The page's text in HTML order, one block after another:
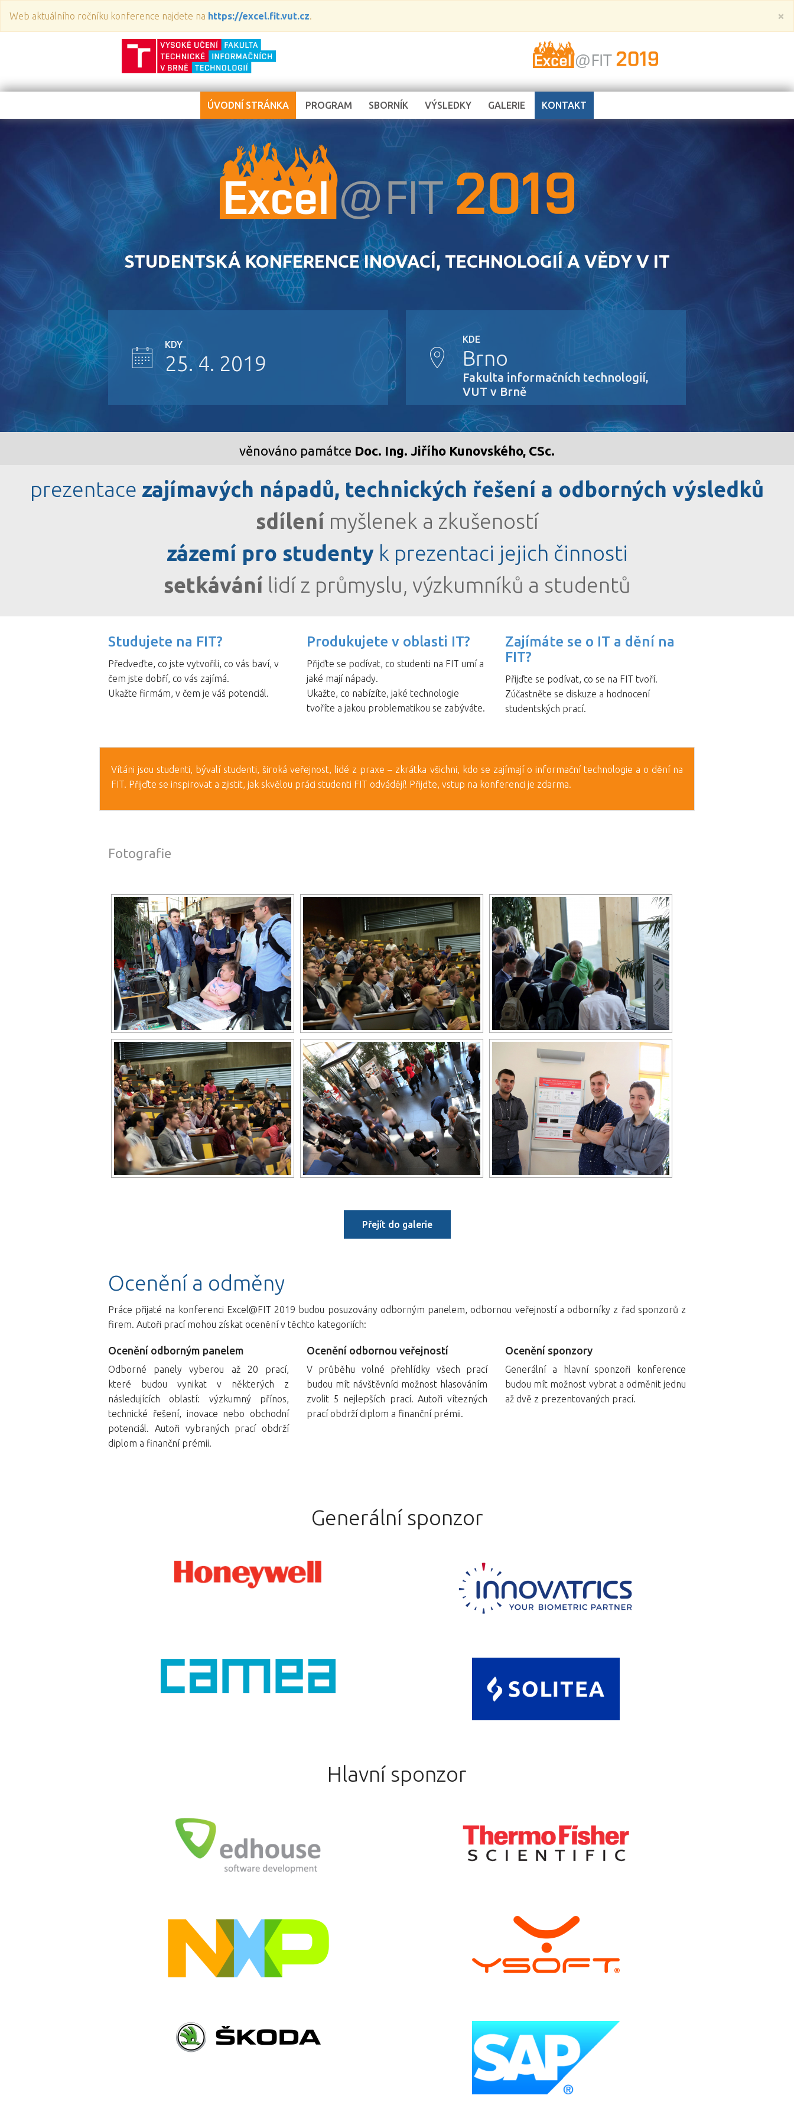
×
Web aktuálního ročníku konference najdete na https://excel.fit.vut.cz.
ÚVODNÍ STRÁNKA PROGRAM SBORNÍK VÝSLEDKY GALERIE KONTAKT
STUDENTSKÁ KONFERENCE INOVACÍ, TECHNOLOGIÍ A VĚDY V IT
KDY
25. 4. 2019
KDE
Brno
Fakulta informačních technologií,
VUT v Brně
věnováno památce Doc. Ing. Jiřího Kunovského, CSc.
prezentace zajímavých nápadů, technických řešení a odborných výsledků
sdílení myšlenek a zkušeností
zázemí pro studentyk prezentaci jejich činnosti
setkávání lidí z průmyslu, výzkumníků a studentů
Studujete na FIT?
Předveďte, co jste vytvořili, co vás baví, v
čem jste dobří, co vás zajímá.
Ukažte firmám, v čem je váš potenciál.
Produkujete v oblasti IT?
Přijďte se podívat, co studenti na FIT umí a
jaké mají nápady.
Ukažte, co nabízíte, jaké technologie
tvoříte a jakou problematikou se zabýváte.
Zajímáte se o IT a dění na
FIT?
Přijďte se podívat, co se na FIT tvoří.
Zúčastněte se diskuze a hodnocení
studentských prací.
Vítáni jsou studenti, bývalí studenti, široká veřejnost, lidé z praxe – zkrátka všichni, kdo se zajímají o informační technologie a o dění na
FIT. Přijďte se inspirovat a zjistit, jak skvělou práci studenti FIT odvádějí! Přijďte, vstup na konferenci je zdarma.
Fotografie
Přejít do galerie
Ocenění a odměny
Práce přijaté na konferenci Excel@FIT 2019 budou posuzovány odborným panelem, odbornou veřejností a odborníky z řad sponzorů z
firem. Autoři prací mohou získat ocenění v těchto kategoriích:
Ocenění odborným panelem
Odborné panely vyberou až 20 prací,
které budou vynikat v některých z
následujících oblastí: výzkumný přínos,
technické řešení, inovace nebo obchodní
potenciál. Autoři vybraných prací obdrží
diplom a finanční prémii.
Ocenění odbornou veřejností
V průběhu volné přehlídky všech prací
budou mít návštěvníci možnost hlasováním
zvolit 5 nejlepších prací. Autoři vítezných
prací obdrží diplom a finanční prémii.
Ocenění sponzory
Generální a hlavní sponzoři konference
budou mít možnost vybrat a odměnit jednu
až dvě z prezentovaných prací.
Generální sponzor
Hlavní sponzor